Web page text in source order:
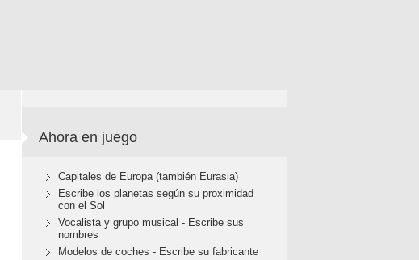
Ahora en juego
Capitales de Europa (también Eurasia)
Escribe los planetas según su proximidad
con el Sol
Vocalista y grupo musical - Escribe sus
nombres
Modelos de coches - Escribe su fabricante